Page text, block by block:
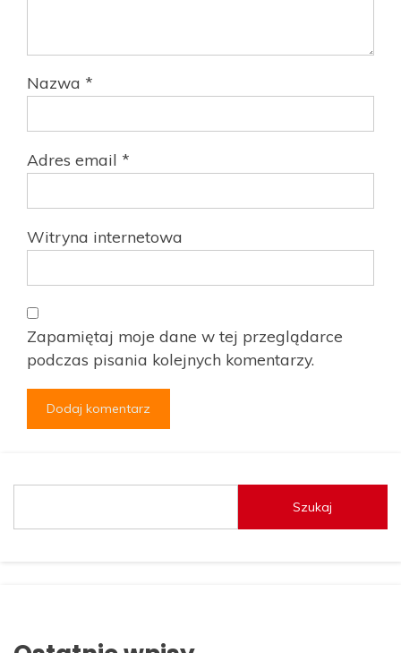
Nazwa *
Adres email *
Witryna internetowa
Zapamiętaj moje dane w tej przeglądarce
podczas pisania kolejnych komentarzy.
Szukaj